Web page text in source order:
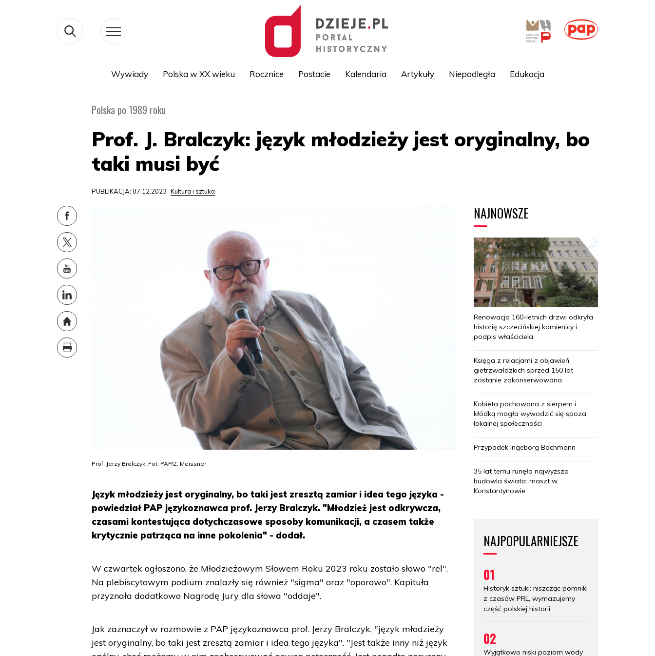
Wywiady Polska w XX wieku Rocznice Postacie Kalendaria Artykuły Niepodległa Edukacja
Polska po 1989 roku
Prof. J. Bralczyk: język młodzieży jest oryginalny, bo
taki musi być
PUBLIKACJA: 07.12.2023 Kultura i sztuka
Prof. Jerzy Bralczyk. Fot. PAP/Z. Meissner
Język młodzieży jest oryginalny, bo taki jest zresztą zamiar i idea tego języka -
powiedział PAP językoznawca prof. Jerzy Bralczyk. "Młodzież jest odkrywcza,
czasami kontestująca dotychczasowe sposoby komunikacji, a czasem także
krytycznie patrząca na inne pokolenia" - dodał.
W czwartek ogłoszono, że Młodzieżowym Słowem Roku 2023 roku zostało słowo "rel".
Na plebiscytowym podium znalazły się również "sigma" oraz "oporowo". Kapituła
przyznała dodatkowo Nagrodę Jury dla słowa "oddaje".
Jak zaznaczył w rozmowie z PAP językoznawca prof. Jerzy Bralczyk, "język młodzieży
jest oryginalny, bo taki jest zresztą zamiar i idea tego języka". "Jest także inny niż język
NAJNOWSZE
Renowacja 160-letnich drzwi odkryła
historię szczecińskiej kamienicy i
podpis właściciela
Księga z relacjami z objawień
gietrzwałdzkich sprzed 150 lat
zostanie zakonserwowana
Kobieta pochowana z sierpem i
kłódką mogła wywodzić się spoza
lokalnej społeczności
Przypadek Ingeborg Bachmann
35 lat temu runęła najwyższa
budowla świata: maszt w
Konstantynowie
NAJPOPULARNIEJSZE
01
Historyk sztuki: niszcząc pomniki
z czasów PRL, wymazujemy
część polskiej historii
02
Wyjątkowo niski poziom wody